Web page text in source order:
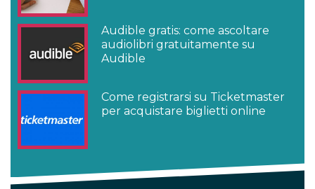
Audible gratis: come ascoltare
audiolibri gratuitamente su
Audible
Come registrarsi su Ticketmaster
per acquistare biglietti online